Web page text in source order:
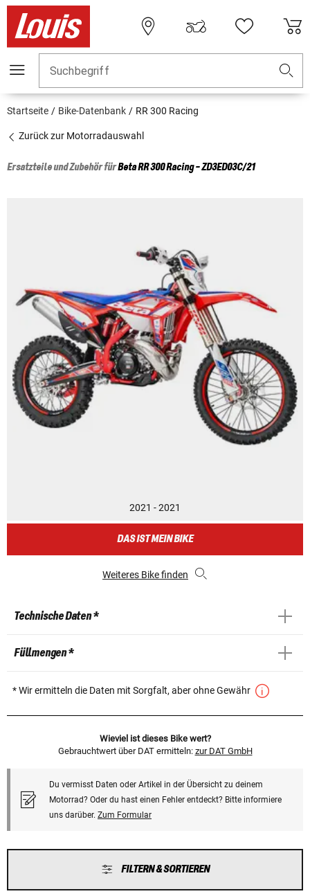
Suchbegriff
Startseite Bike-Datenbank RR 300 Racing
Zurück zur Motorradauswahl
Ersatzteile und Zubehör fürBetaRR 300 Racing - ZD3ED03C/21
2021 - 2021
DAS IST MEIN BIKE
Weiteres Bike finden
Technische Daten *
Füllmengen *
* Wir ermitteln die Daten mit Sorgfalt, aber ohne Gewähr
Wieviel ist dieses Bike wert?
Gebrauchtwert über DAT ermitteln: zur DAT GmbH
Du vermisst Daten oder Artikel in der Übersicht zu deinem
Motorrad? Oder du hast einen Fehler entdeckt? Bitte informiere
uns darüber. Zum Formular
FILTERN & SORTIEREN